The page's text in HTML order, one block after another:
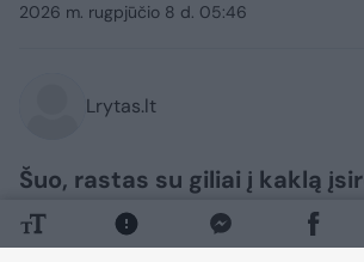
2026 m. rugpjūčio 8 d. 05:46
Lrytas.lt
Šuo, rastas su giliai į kaklą
stebuklingai pasveiko ir
naujus namus. Jo istorija